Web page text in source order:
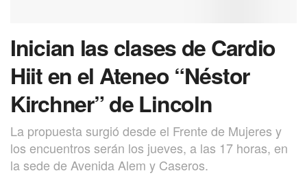
Inician las clases de Cardio
Hiit en el Ateneo “Néstor
Kirchner” de Lincoln
La propuesta surgió desde el Frente de Mujeres y
los encuentros serán los jueves, a las 17 horas, en
la sede de Avenida Alem y Caseros.